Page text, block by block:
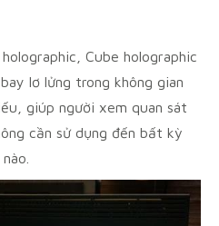
Cube holographic
lơ lửng trong không gian
giúp người xem quan sát
cần sử dụng đến bất kỳ